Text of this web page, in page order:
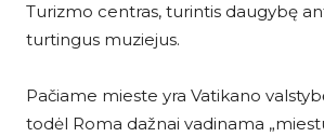
Turizmo centras, turintis daugybę
turtingus muziejus.
Pačiame mieste yra Vatikano
todėl Roma dažnai vadinama